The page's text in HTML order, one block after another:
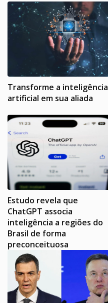
Transforme a inteligência
artificial em sua aliada
Estudo revela que
ChatGPT associa
inteligência a regiões do
Brasil de forma
preconceituosa